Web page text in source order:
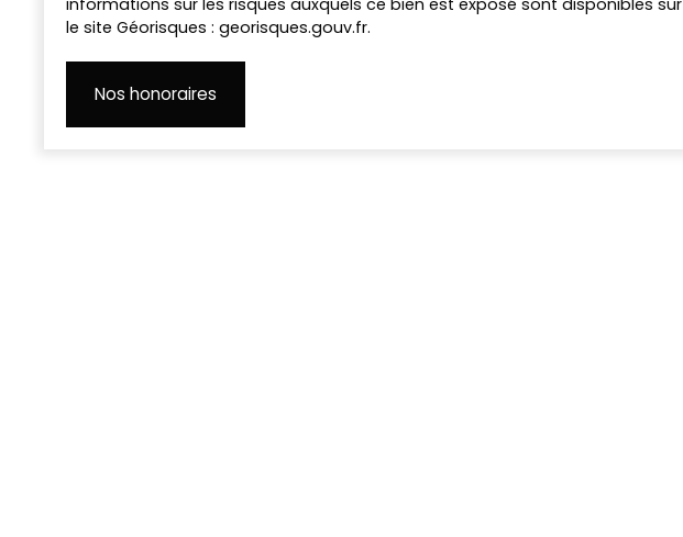
informations sur les risques auxquels ce bien est exposé sont disponibles sur
le site Géorisques : georisques.gouv.fr.
Nos honoraires